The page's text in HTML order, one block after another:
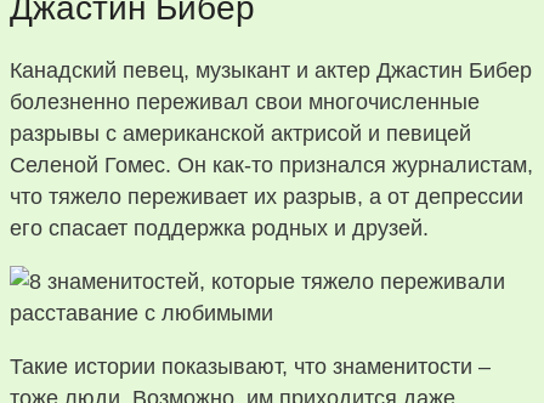
Джастин Бибер
Канадский певец, музыкант и актер Джастин Бибер
болезненно переживал свои многочисленные
разрывы с американской актрисой и певицей
Селеной Гомес. Он как-то признался журналистам,
что тяжело переживает их разрыв, а от депрессии
его спасает поддержка родных и друзей.
Такие истории показывают, что знаменитости –